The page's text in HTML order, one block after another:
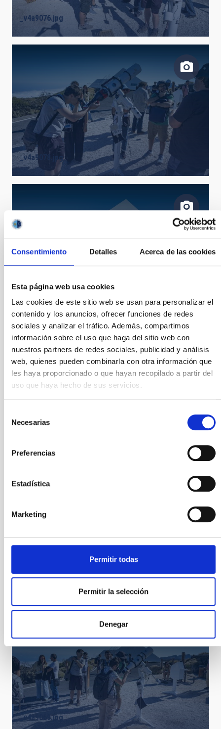
Consentimiento Detalles Acerca de las cookies
Esta página web usa cookies
Las cookies de este sitio web se usan para personalizar el
contenido y los anuncios, ofrecer funciones de redes
sociales y analizar el tráfico. Además, compartimos
información sobre el uso que haga del sitio web con
nuestros partners de redes sociales, publicidad y análisis
web, quienes pueden combinarla con otra información que
les haya proporcionado o que hayan recopilado a partir del
uso que haya hecho de sus servicios.
Necesarias
Preferencias
Estadística
Marketing
Permitir todas
Permitir la selección
Denegar
_v4a9076.jpg
_v4a9078.jpg
_v4a9083.jpg
_v4a9067.jpg
_v4a9069.jpg